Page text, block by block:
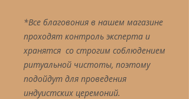
*Все благовония в нашем магазине
проходят контроль эксперта и
хранятся со строгим соблюдением
ритуальной чистоты, поэтому
подойдут для проведения
индуистских церемоний.